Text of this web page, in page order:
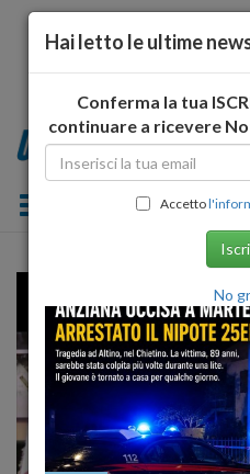
Toggle
Hai letto le ultime
Conferma la tua
continuare a ricevere
Accetto
No